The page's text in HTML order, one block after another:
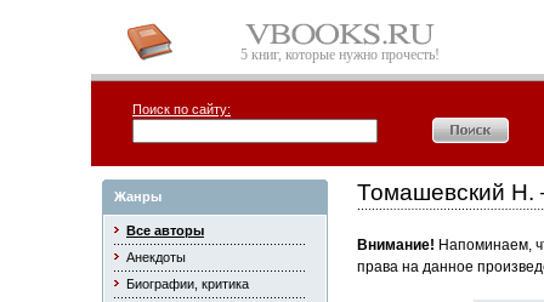
5 книг, которые нужно прочесть!
Поиск по сайту:
Жанры
Все авторы
Анекдоты
Биографии, критика
Томашевский Н.
Внимание! Напоминаем,
права на данное